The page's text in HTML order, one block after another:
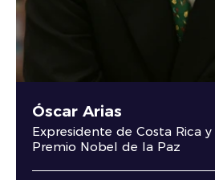
Óscar Arias
Expresidente de Costa Rica y
Premio Nobel de la Paz